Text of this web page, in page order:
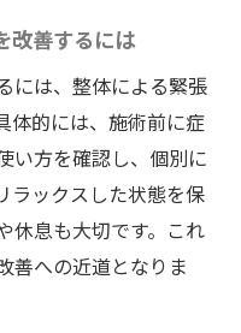
改善するには
には、整体による緊張
体的には、施術前に症
い方を確認し、個別に
ラックスした状態を保
休息も大切です。これ
善への近道となりま